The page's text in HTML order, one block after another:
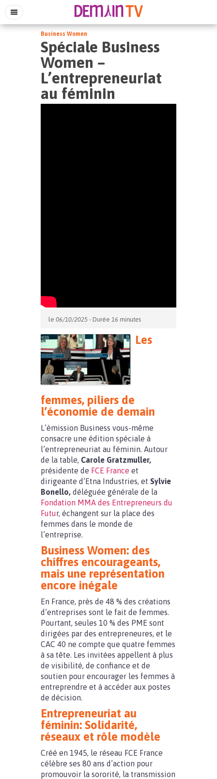
Business Women
Spéciale Business
Women –
L’entrepreneuriat
au féminin
le 06/10/2025 - Durée 16 minutes
Les
femmes, piliers de
l’économie de demain
L’émission Business vous-même
consacre une édition spéciale à
l’entrepreneuriat au féminin. Autour
de la table, Carole Gratzmuller,
présidente de FCE France et
dirigeante d’Etna Industries, et Sylvie
Bonello, déléguée générale de la
Fondation MMA des Entrepreneurs du
Futur, échangent sur la place des
femmes dans le monde de
l’entreprise.
Business Women: des
chiffres encourageants,
mais une représentation
encore inégale
En France, près de 48 % des créations
d’entreprises sont le fait de femmes.
Pourtant, seules 10 % des PME sont
dirigées par des entrepreneures, et le
CAC 40 ne compte que quatre femmes
à sa tête. Les invitées appellent à plus
de visibilité, de confiance et de
soutien pour encourager les femmes à
entreprendre et à accéder aux postes
de décision.
Entrepreneuriat au
féminin: Solidarité,
réseaux et rôle modèle
Créé en 1945, le réseau FCE France
célèbre ses 80 ans d’action pour
promouvoir la sororité, la transmission